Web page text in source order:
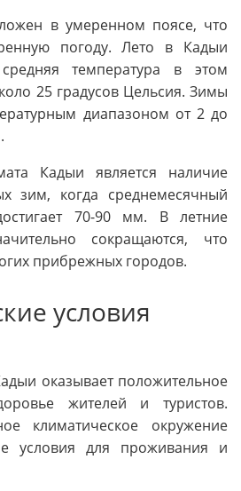
в умеренном поясе, что
погоду. Лето в Кадыи
температура в этом
25 градусов Цельсия. Зимы
диапазоном от 2 до
Кадыи является наличие
зим, когда среднемесячный
70-90 мм. В летние
сокращаются, что
прибрежных городов.
условия
оказывает положительное
жителей и туристов.
климатическое окружение
условия для проживания и